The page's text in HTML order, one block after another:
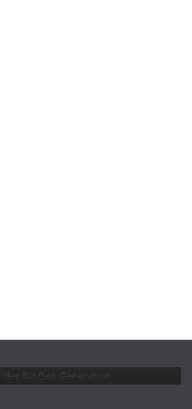
der fünften Generation